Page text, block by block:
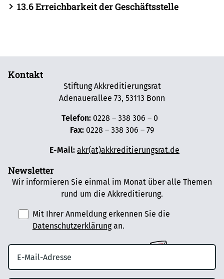
13.6 Erreichbarkeit der Geschäftsstelle
Kontakt
Stiftung Akkreditierungsrat
Adenauerallee 73, 53113 Bonn
Telefon:0228 – 338 306 – 0
Fax: 0228 – 338 306 – 79
E-Mail: akr(at)akkreditierungsrat.de
Newsletter
Wir informieren Sie einmal im Monat über alle Themen
rund um die Akkreditierung.
Mit Ihrer Anmeldung erkennen Sie die
Datenschutzerklärungan.